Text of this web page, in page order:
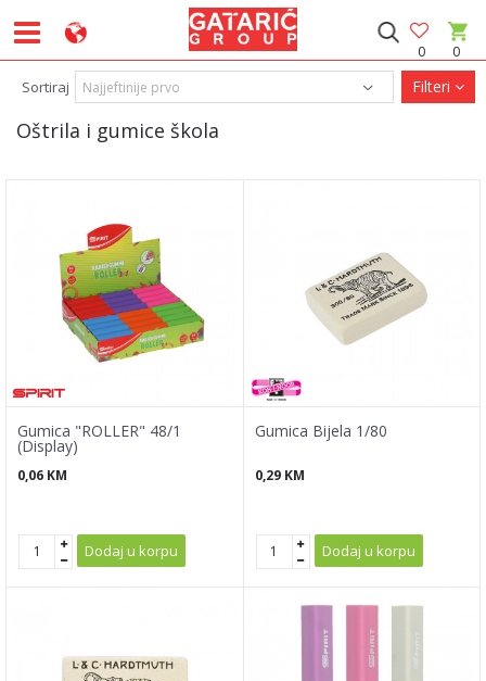
0
0
Oštrila i gumice škola
Sortiraj Filteri
Gumica "ROLLER" 48/1
(Display)
0,06 KM
Dodaj u korpu
Gumica Bijela 1/80
0,29 KM
Dodaj u korpu